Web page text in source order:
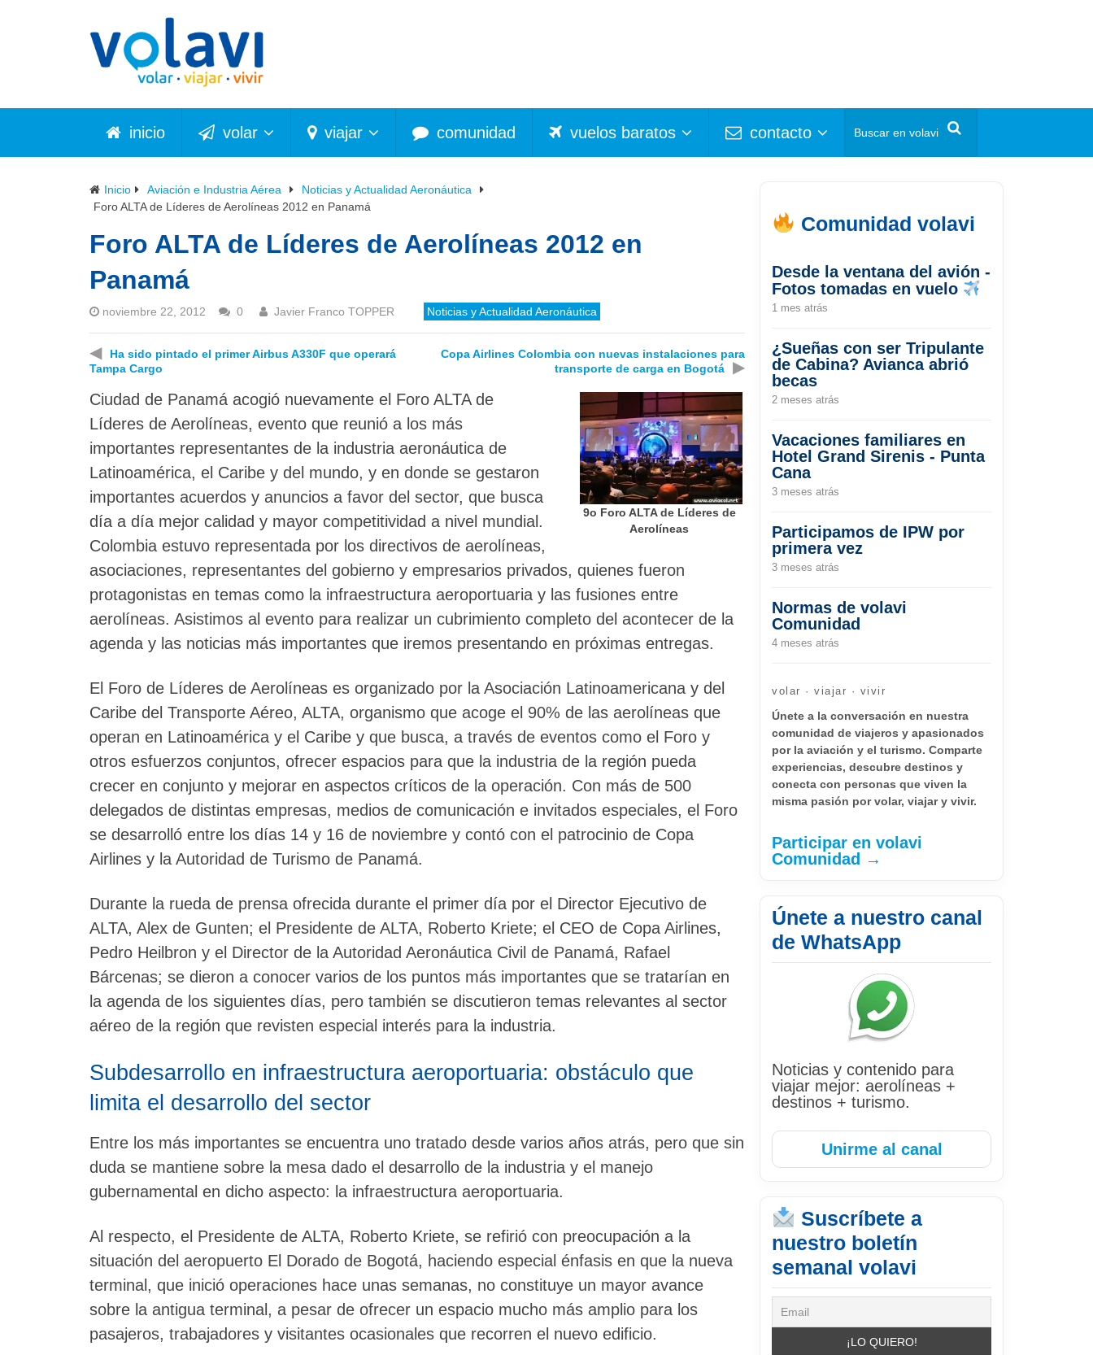
inicio volar viajar comunidad vuelos baratos contacto
Inicio Aviación e Industria Aérea
Noticias y Actualidad Aeronáutica
Foro ALTA de Líderes de Aerolíneas 2012 en Panamá
Foro ALTA de Líderes de Aerolíneas 2012 en
Panamá
noviembre 22, 2012 0 Javier Franco TOPPER Noticias y Actualidad Aeronáutica
◀
Ha sido pintado el primer Airbus A330F que operará
Tampa Cargo
Copa Airlines Colombia con nuevas instalaciones para
transporte de carga en Bogotá
▶
9o Foro ALTA de Líderes de
Aerolíneas
Ciudad de Panamá acogió nuevamente el Foro ALTA de
Líderes de Aerolíneas, evento que reunió a los más
importantes representantes de la industria aeronáutica de
Latinoamérica, el Caribe y del mundo, y en donde se gestaron
importantes acuerdos y anuncios a favor del sector, que busca
día a día mejor calidad y mayor competitividad a nivel mundial.
Colombia estuvo representada por los directivos de aerolíneas,
asociaciones, representantes del gobierno y empresarios privados, quienes fueron
protagonistas en temas como la infraestructura aeroportuaria y las fusiones entre
aerolíneas. Asistimos al evento para realizar un cubrimiento completo del acontecer de la
agenda y las noticias más importantes que iremos presentando en próximas entregas.
El Foro de Líderes de Aerolíneas es organizado por la Asociación Latinoamericana y del
Caribe del Transporte Aéreo, ALTA, organismo que acoge el 90% de las aerolíneas que
operan en Latinoamérica y el Caribe y que busca, a través de eventos como el Foro y
otros esfuerzos conjuntos, ofrecer espacios para que la industria de la región pueda
crecer en conjunto y mejorar en aspectos críticos de la operación. Con más de 500
delegados de distintas empresas, medios de comunicación e invitados especiales, el Foro
se desarrolló entre los días 14 y 16 de noviembre y contó con el patrocinio de Copa
Airlines y la Autoridad de Turismo de Panamá.
Durante la rueda de prensa ofrecida durante el primer día por el Director Ejecutivo de
ALTA, Alex de Gunten; el Presidente de ALTA, Roberto Kriete; el CEO de Copa Airlines,
Pedro Heilbron y el Director de la Autoridad Aeronáutica Civil de Panamá, Rafael
Bárcenas; se dieron a conocer varios de los puntos más importantes que se tratarían en
la agenda de los siguientes días, pero también se discutieron temas relevantes al sector
aéreo de la región que revisten especial interés para la industria.
Subdesarrollo en infraestructura aeroportuaria: obstáculo que
limita el desarrollo del sector
Entre los más importantes se encuentra uno tratado desde varios años atrás, pero que sin
duda se mantiene sobre la mesa dado el desarrollo de la industria y el manejo
gubernamental en dicho aspecto: la infraestructura aeroportuaria.
Al respecto, el Presidente de ALTA, Roberto Kriete, se refirió con preocupación a la
situación del aeropuerto El Dorado de Bogotá, haciendo especial énfasis en que la nueva
terminal, que inició operaciones hace unas semanas, no constituye un mayor avance
sobre la antigua terminal, a pesar de ofrecer un espacio mucho más amplio para los
pasajeros, trabajadores y visitantes ocasionales que recorren el nuevo edificio.
Comunidad volavi
Desde la ventana del avión -
Fotos tomadas en vuelo
1 mes atrás
¿Sueñas con ser Tripulante
de Cabina? Avianca abrió
becas
2 meses atrás
Vacaciones familiares en
Hotel Grand Sirenis - Punta
Cana
3 meses atrás
Participamos de IPW por
primera vez
3 meses atrás
Normas de volavi
Comunidad
4 meses atrás
volar · viajar · vivir
Únete a la conversación en nuestra
comunidad de viajeros y apasionados
por la aviación y el turismo. Comparte
experiencias, descubre destinos y
conecta con personas que viven la
misma pasión por volar, viajar y vivir.
Participar en volavi
Comunidad →
Únete a nuestro canal
de WhatsApp
Noticias y contenido para
viajar mejor: aerolíneas +
destinos + turismo.
Unirme al canal
Suscríbete a
nuestro boletín
semanal volavi